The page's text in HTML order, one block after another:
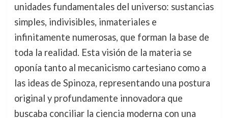
unidades fundamentales del universo: sustancias
simples, indivisibles, inmateriales e
infinitamente numerosas, que forman la base de
toda la realidad. Esta visión de la materia se
oponía tanto al mecanicismo cartesiano como a
las ideas de Spinoza, representando una postura
original y profundamente innovadora que
buscaba conciliar la ciencia moderna con una